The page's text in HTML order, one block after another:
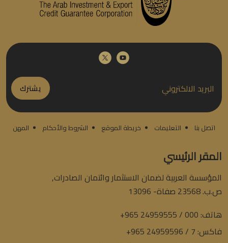
يشترك
اتصل بنا التعليمات خريطة الموقع الشروط والأحكام المهن
المقر الرئيسي
المؤسسة العربية لضمان الاستثمار وائتمان الصادرات,
ص.ب. 23568 صفاة- 13096
هاتف:+965 24959555 / 000
فاكس:+965 24959596 / 7